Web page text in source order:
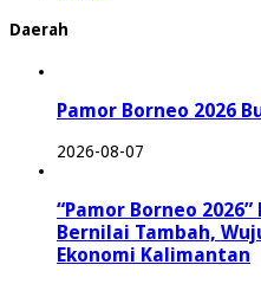
Daerah
Pamor Borneo 2026
2026-08-07
“Pamor Borneo
Bernilai Tambah,
Ekonomi Kalimantan